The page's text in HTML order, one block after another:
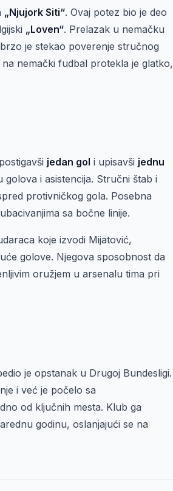
„Njujork Siti“. Ovaj potez bio je deo
„Loven“. Prelazak u nemačku
je stekao poverenje stručnog
nemački fudbal protekla je glatko,
jedan gol i upisavši jednu
i asistencija. Stručni štab i
protivničkog gola. Posebna
sa bočne linije.
koje izvodi Mijatović,
golove. Njegova sposobnost da
oružjem u arsenalu tima pri
je opstanak u Drugoj Bundesligi.
i već je počelo sa
od ključnih mesta. Klub ga
godinu, oslanjajući se na